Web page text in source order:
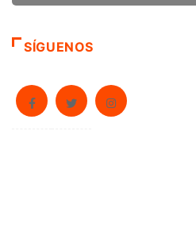
SÍGUENOS